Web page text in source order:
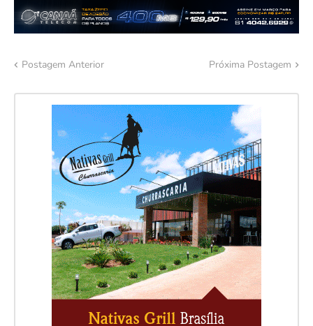
Postagem Anterior Próxima Postagem